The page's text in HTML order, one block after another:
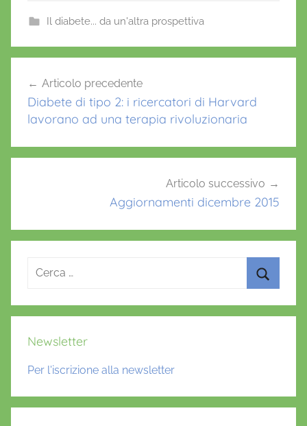
e
b
o
k
er l
s
A
p
e
st
Il diabete... da un'altra prospettiva
articoli
Articolo precedente
Diabete di tipo 2: i ricercatori di Harvard
lavorano ad una terapia rivoluzionaria
Articolo successivo
Aggiornamenti dicembre 2015
Ricerca
Newsletter
Per l'iscrizione alla newsletter